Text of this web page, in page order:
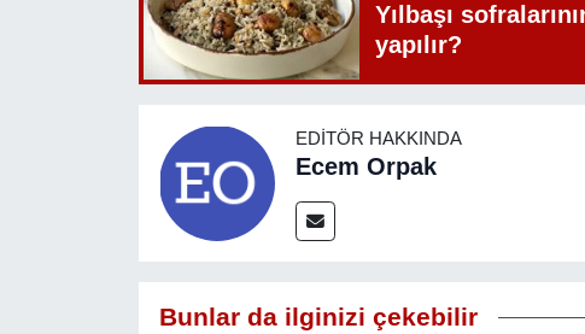
Yılbaşı
yapılır?
EDITÖR HAKKINDA
Ecem Orpak
Bunlar da ilginizi çekebilir